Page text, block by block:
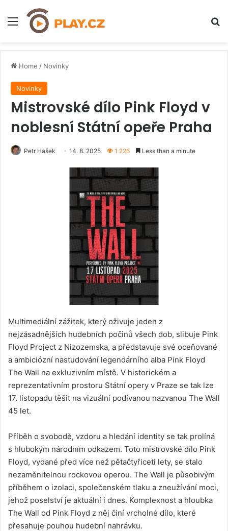
Menu
Home / Novinky
Novinky
Mistrovské dílo Pink Floyd v
noblesní Státní opeře Praha
Petr Hašek 14. 8. 2025 1 226 Less than a minute
Multimediální zážitek, který oživuje jeden z
nejzásadnějších hudebních počinů všech dob, slibuje Pink
Floyd Project z Nizozemska, a představuje své oceňované
a ambiciózní nastudování legendárního alba Pink Floyd
The Wall na exkluzivním místě. V historickém a
reprezentativním prostoru Státní opery v Praze se tak lze
17. listopadu těšit na vizuální podívanou nazvanou The Wall
45 let.
Příběh o svobodě, vzdoru a hledání identity se tak prolíná
s hlubokým národním odkazem. Toto mistrovské dílo Pink
Floyd, vydané před více než pětačtyřiceti lety, se stalo
nezaměnitelnou rockovou operou. The Wall je působivým
příběhem o izolaci, společenském tlaku a zneužívání moci,
jehož poselství je aktuální i dnes. Komplexnost a hloubka
The Wall od Pink Floyd z něj činí vrcholné dílo, které
přesahuje pouhou hudební nahrávku.